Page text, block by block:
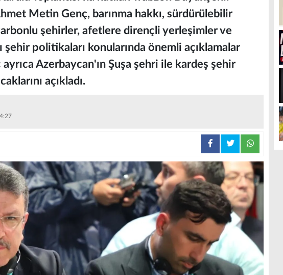
Metin Genç, barınma hakkı, sürdürülebilir
şehirler, afetlere dirençli yerleşimler ve
şehir politikaları konularında önemli açıklamalar
ayrıca Azerbaycan'ın Şuşa şehri ile kardeş şehir
açıkladı.